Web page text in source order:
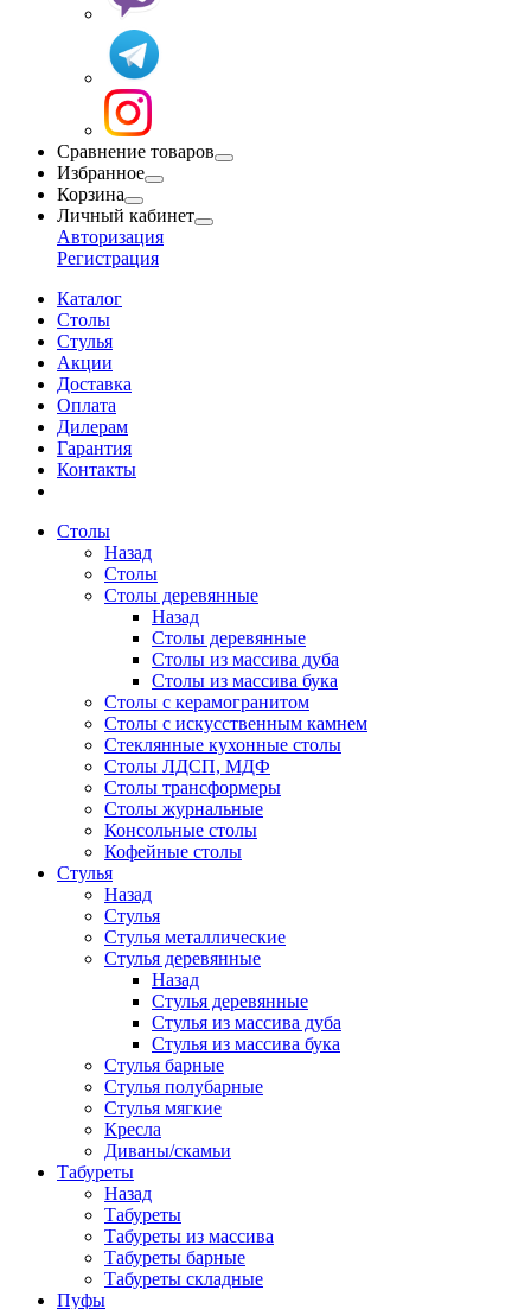
Сравнение товаров
Избранное
Корзина
Личный кабинет
Авторизация
Регистрация
Каталог
Столы
Стулья
Акции
Доставка
Оплата
Дилерам
Гарантия
Контакты
Столы
Назад
Столы
Столы деревянные
Назад
Столы деревянные
Столы из массива дуба
Столы из массива бука
Столы с керамогранитом
Столы с искусственным камнем
Стеклянные кухонные столы
Столы ЛДСП, МДФ
Столы трансформеры
Столы журнальные
Консольные столы
Кофейные столы
Стулья
Назад
Стулья
Стулья металлические
Стулья деревянные
Назад
Стулья деревянные
Стулья из массива дуба
Стулья из массива бука
Стулья барные
Стулья полубарные
Стулья мягкие
Кресла
Диваны/скамьи
Табуреты
Назад
Табуреты
Табуреты из массива
Табуреты барные
Табуреты складные
Пуфы